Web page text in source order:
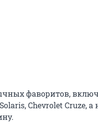
фаворитов,
Chevrolet Cruze, а